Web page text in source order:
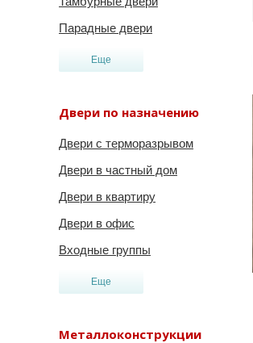
Парадные двери
Еще
Двери по назначению
Двери с терморазрывом
Двери в частный дом
Двери в квартиру
Двери в офис
Входные группы
Еще
Металлоконструкции